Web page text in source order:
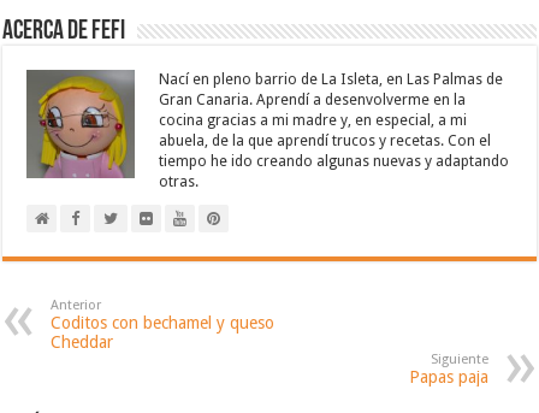
Acerca de Fefi
Nací en pleno barrio de La Isleta, en Las Palmas de
Gran Canaria. Aprendí a desenvolverme en la
cocina gracias a mi madre y, en especial, a mi
abuela, de la que aprendí trucos y recetas. Con el
tiempo he ido creando algunas nuevas y adaptando
otras.
Anterior
Coditos con bechamel y queso
Cheddar
Siguiente
Papas paja